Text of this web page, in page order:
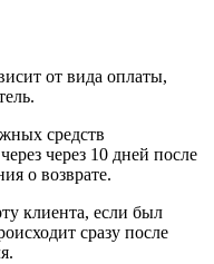
от вида оплаты,
средств
через 10 дней после
о возврате.
клиента, если был
сразу после